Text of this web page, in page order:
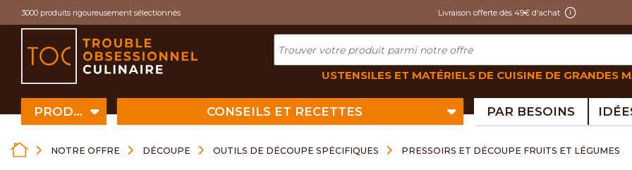
3000 produits rigoureusement sélectionnés Livraison offerte dès 49€ d'achat
USTENSILES ET MATÉRIELS DE CUISINE DE GRANDES
PRODUITS CONSEILS ET RECETTES PAR BESOINS
NOTRE OFFRE DÉCOUPE OUTILS DE DÉCOUPE SPÉCIFIQUES PRESSOIRS ET DÉCOUPE FRUITS ET LÉGUMES